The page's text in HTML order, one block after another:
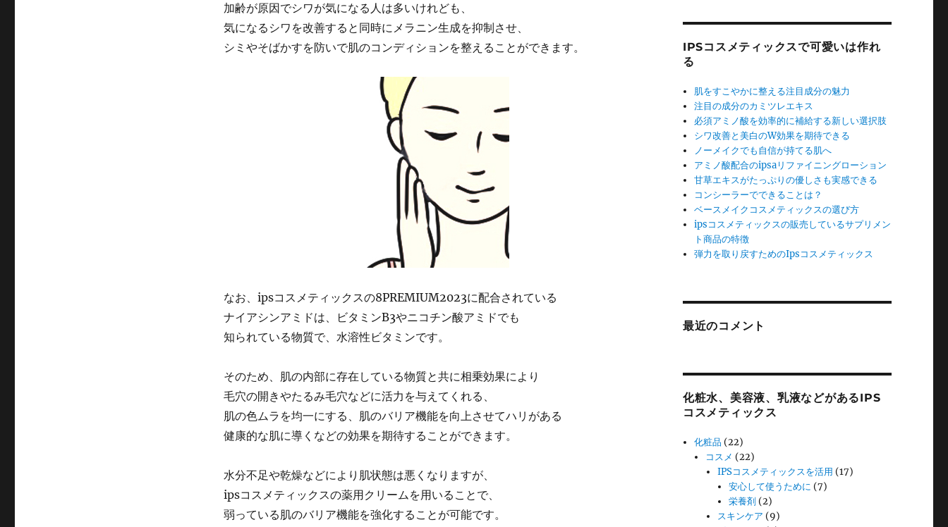
加齢が原因でシワが気になる人は多いけれども、
気になるシワを改善すると同時にメラニン生成を抑制させ、
シミやそばかすを防いで肌のコンディションを整えることができます。
なお、ipsコスメティックスの8PREMIUM2023に配合されている
ナイアシンアミドは、ビタミンB3やニコチン酸アミドでも
知られている物質で、水溶性ビタミンです。
そのため、肌の内部に存在している物質と共に相乗効果により
毛穴の開きやたるみ毛穴などに活力を与えてくれる、
肌の色ムラを均一にする、肌のバリア機能を向上させてハリがある
健康的な肌に導くなどの効果を期待することができます。
水分不足や乾燥などにより肌状態は悪くなりますが、
ipsコスメティックスの薬用クリームを用いることで、
弱っている肌のバリア機能を強化することが可能です。
IPSコスメティックスで可愛いは作れ
る
肌をすこやかに整える注目成分の魅力
注目の成分のカミツレエキス
必須アミノ酸を効率的に補給する新しい選択肢
シワ改善と美白のW効果を期待できる
ノーメイクでも自信が持てる肌へ
アミノ酸配合のipsaリファイニングローション
甘草エキスがたっぷりの優しさも実感できる
コンシーラーでできることは？
ベースメイクコスメティックスの選び方
ipsコスメティックスの販売しているサプリメン
ト商品の特徴
弾力を取り戻すためのIpsコスメティックス
最近のコメント
化粧水、美容液、乳液などがあるIPS
コスメティックス
化粧品 (22)
コスメ (22)
IPSコスメティックスを活用 (17)
安心して使うために (7)
栄養剤(2)
スキンケア (9)